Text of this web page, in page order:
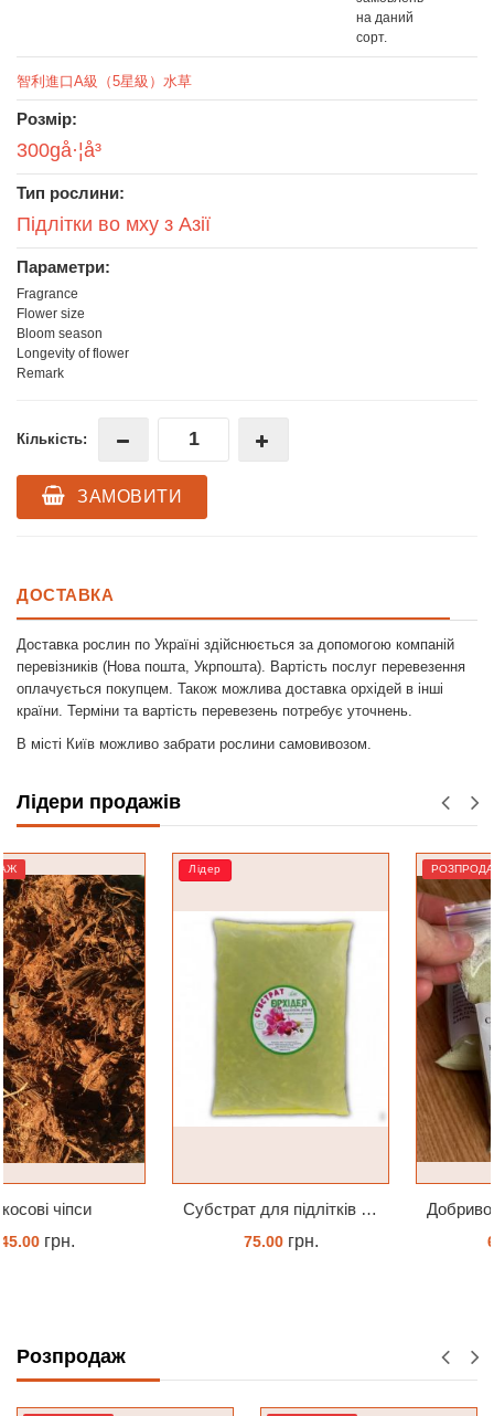
на даний
сорт.
智利進口A級（5星級）水草
Розмір:
300gå·¦å³
Тип рослини:
Підлітки во мху з Азії
Параметри:
Fragrance
Flower size
Bloom season
Longevity of flower
Remark
Кількість:
ЗАМОВИТИ
ДОСТАВКА
Доставка рослин по Україні здійснюється за допомогою компаній
перевізників (Нова пошта, Укрпошта). Вартість послуг перевезення
оплачується покупцем. Також можлива доставка орхідей в інші
країни. Терміни та вартість перевезень потребує уточнень.
В місті Київ можливо забрати рослини самовивозом.
Лідери продажів
Субстрат для підлітків орхідей 2л Добриво Супер Рост Peters Hi Nitro 30-10-10 + мікроелементи
Розпродаж